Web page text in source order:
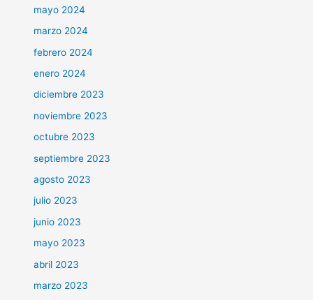
mayo 2024
marzo 2024
febrero 2024
enero 2024
diciembre 2023
noviembre 2023
octubre 2023
septiembre 2023
agosto 2023
julio 2023
junio 2023
mayo 2023
abril 2023
marzo 2023